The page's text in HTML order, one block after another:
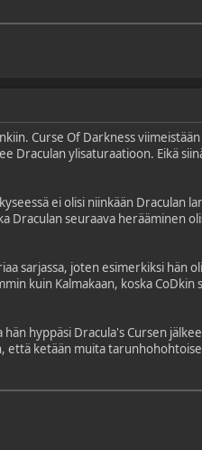
Curse Of Darkness
Draculan ylisaturaatioon. Eikä
ei olisi niinkään Draculan
Draculan seuraava herääminen
sarjassa, joten esimerkiksi hän
kuin Kalmakaan, koska CoDkin
hyppäsi Dracula's Cursen
että ketään muita